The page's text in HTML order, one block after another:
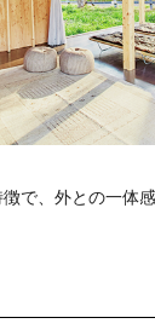
で、外との一体感